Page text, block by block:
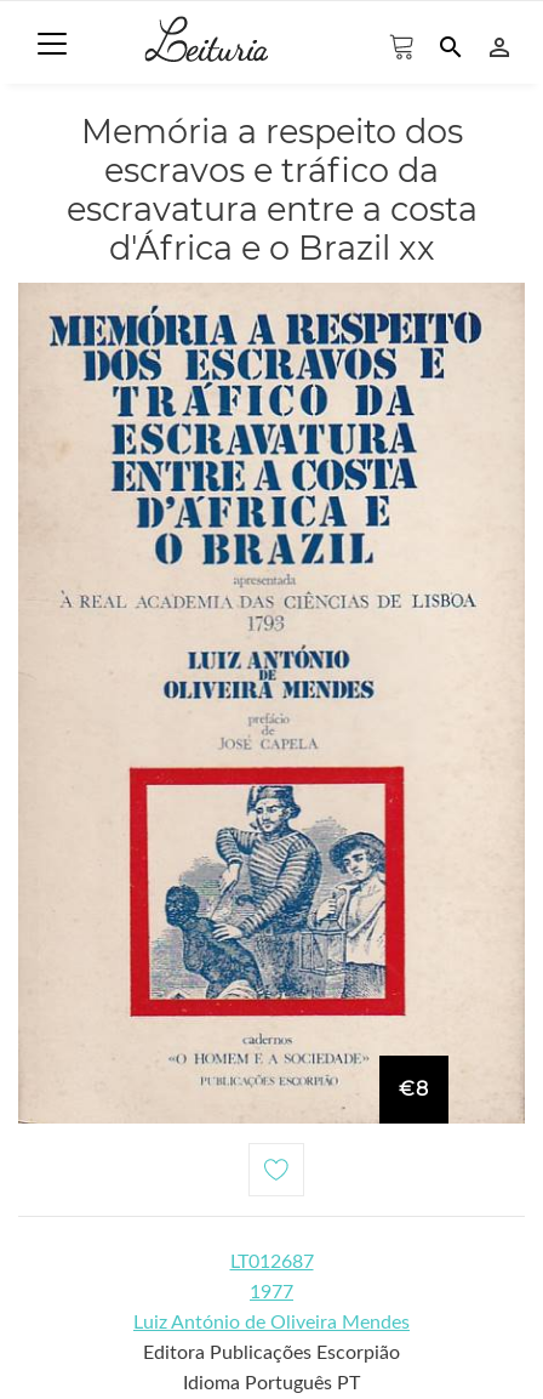
search person_outline
Memória a respeito dos
escravos e tráfico da
escravatura entre a costa
d'África e o Brazil xx
€8
LT012687
1977
Luiz António de Oliveira Mendes
Editora Publicações Escorpião
Idioma Português PT